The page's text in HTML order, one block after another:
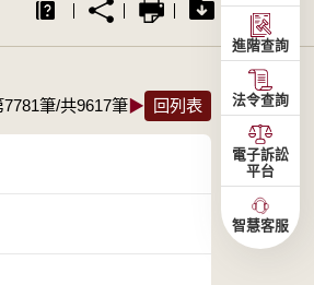
7781筆/共9617筆▶ 回列表
進階查詢
法令查詢
電子訴訟
平台
智慧客服